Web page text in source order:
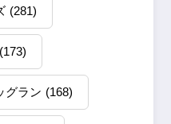
(281)
(173)
グラン (168)